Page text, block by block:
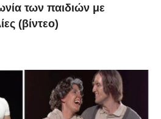
των παιδιών με
(βίντεο)